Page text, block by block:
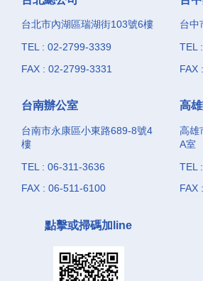
台北市內湖區瑞湖街103號6樓
TEL : 02-2799-3339
FAX : 02-2799-3331
台中
TEL
FAX
台南辦公室
台南市永康區小東路689-8號4
樓
TEL : 06-311-3636
FAX : 06-511-6100
高
高雄
A室
TEL
FAX
點擊或掃碼加line